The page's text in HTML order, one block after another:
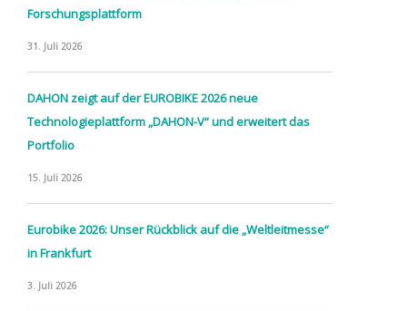
Forschungsplattform
31. Juli 2026
DAHON zeigt auf der EUROBIKE 2026 neue
Technologieplattform „DAHON-V“ und erweitert das
Portfolio
15. Juli 2026
Eurobike 2026: Unser Rückblick auf die „Weltleitmesse“
in Frankfurt
3. Juli 2026